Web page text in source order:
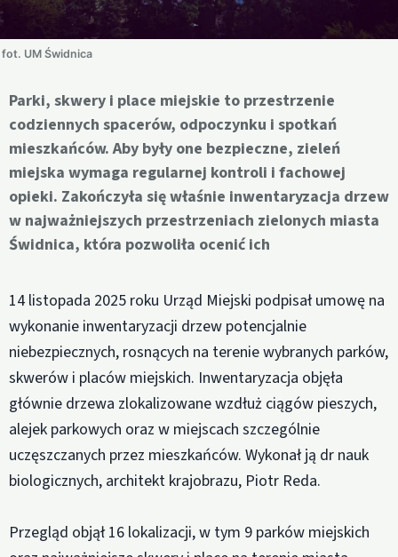
fot. UM Świdnica
Parki, skwery i place miejskie to przestrzenie
codziennych spacerów, odpoczynku i spotkań
mieszkańców. Aby były one bezpieczne, zieleń
miejska wymaga regularnej kontroli i fachowej
opieki. Zakończyła się właśnie inwentaryzacja drzew
w najważniejszych przestrzeniach zielonych miasta
Świdnica, która pozwoliła ocenić ich
14 listopada 2025 roku Urząd Miejski podpisał umowę na
wykonanie inwentaryzacji drzew potencjalnie
niebezpiecznych, rosnących na terenie wybranych parków,
skwerów i placów miejskich. Inwentaryzacja objęła
głównie drzewa zlokalizowane wzdłuż ciągów pieszych,
alejek parkowych oraz w miejscach szczególnie
uczęszczanych przez mieszkańców. Wykonał ją dr nauk
biologicznych, architekt krajobrazu, Piotr Reda.
Przegląd objął 16 lokalizacji, w tym 9 parków miejskich